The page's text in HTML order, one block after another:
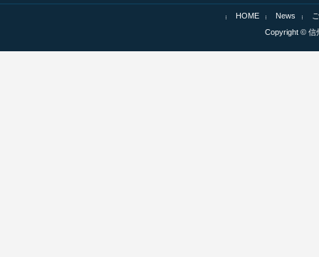
HOME News
Copyright © 信